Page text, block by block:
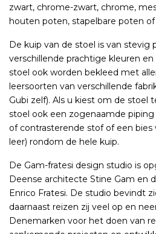
zwart, chrome-zwart, chrome,
houten poten, stapelbare poten
De kuip van de stoel is van stevig
verschillende prachtige kleuren
stoel ook worden bekleed met
leersoorten van verschillende
Gubi zelf). Als u kiest om de stoel
stoel ook een zogenaamde
of contrasterende stof of een
leer) rondom de hele kuip.
De Gam-fratesi design studio is
Deense architecte Stine Gam en
Enrico Fratesi. De studio bevindt
daarnaast reizen zij veel op en
Denemarken voor het doen van